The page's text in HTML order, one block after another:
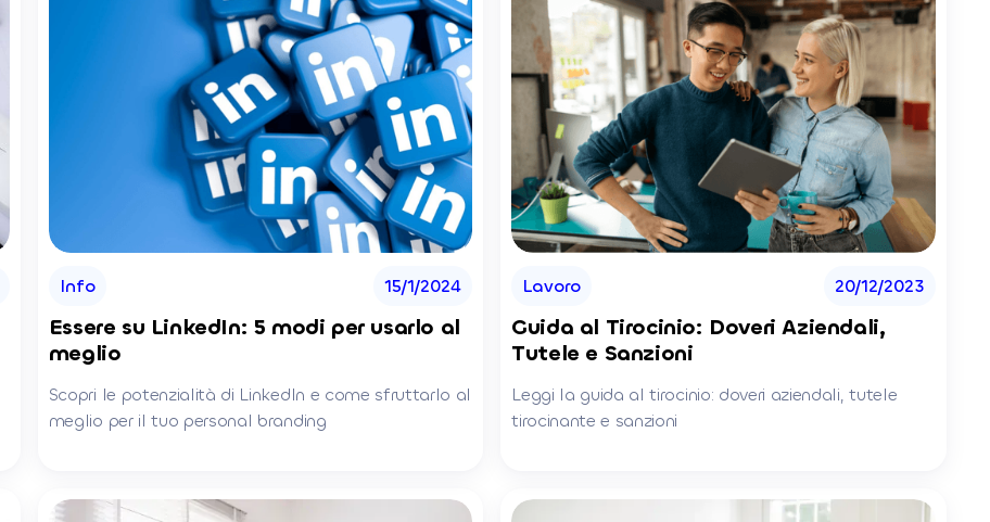
Info 15/1/2024
Essere su LinkedIn: 5 modi per usarlo al
meglio
Scopri le potenzialità di LinkedIn e come sfruttarlo al
meglio per il tuo personal branding
Lavoro 20/12/2023
Guida al Tirocinio: Doveri Aziendali,
Tutele e Sanzioni
Leggi la guida al tirocinio: doveri aziendali, tutele
tirocinante e sanzioni